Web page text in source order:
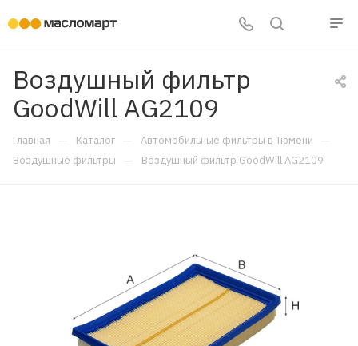
Воздушный фильтр
GoodWill AG2109
Главная — Каталог — Автомобильные фильтры в Тюмени —
Воздушные фильтры — Воздушный фильтр GoodWill AG2109